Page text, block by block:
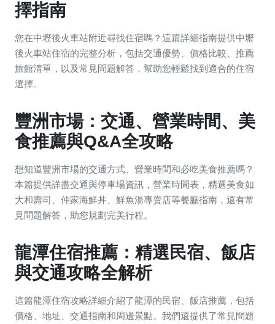
擇指南
您在中壢後火車站附近尋找住宿嗎？這篇詳細指南提供中壢
後火車站住宿的完整分析，包括交通優勢、價格比較、推薦
旅館清單，以及常見問題解答，幫助您輕鬆找到適合的住宿
選擇。
豐洲市場：交通、營業時間、美
食推薦與Q&A全攻略
想知道豐洲市場的交通方式、營業時間和必吃美食推薦嗎？
本篇提供詳盡交通與停車場資訊，營業時間表，精選美食如
大和壽司、仲家海鮮丼、鮮魚湯專賣店等餐廳指南，還有常
見問題解答，助您規劃完美行程。
龍潭住宿推薦：精選民宿、飯店
與交通攻略全解析
這篇龍潭住宿攻略詳細介紹了龍潭的民宿、飯店推薦，包括
價格、地址、交通指南和周邊景點。我們還提供了常見問題